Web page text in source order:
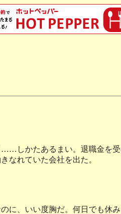
しかたあるまい。退職金を受
なれていた会社を出た。
に、いい度胸だ。何日でも休み